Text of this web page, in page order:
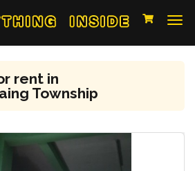
rent in
Township